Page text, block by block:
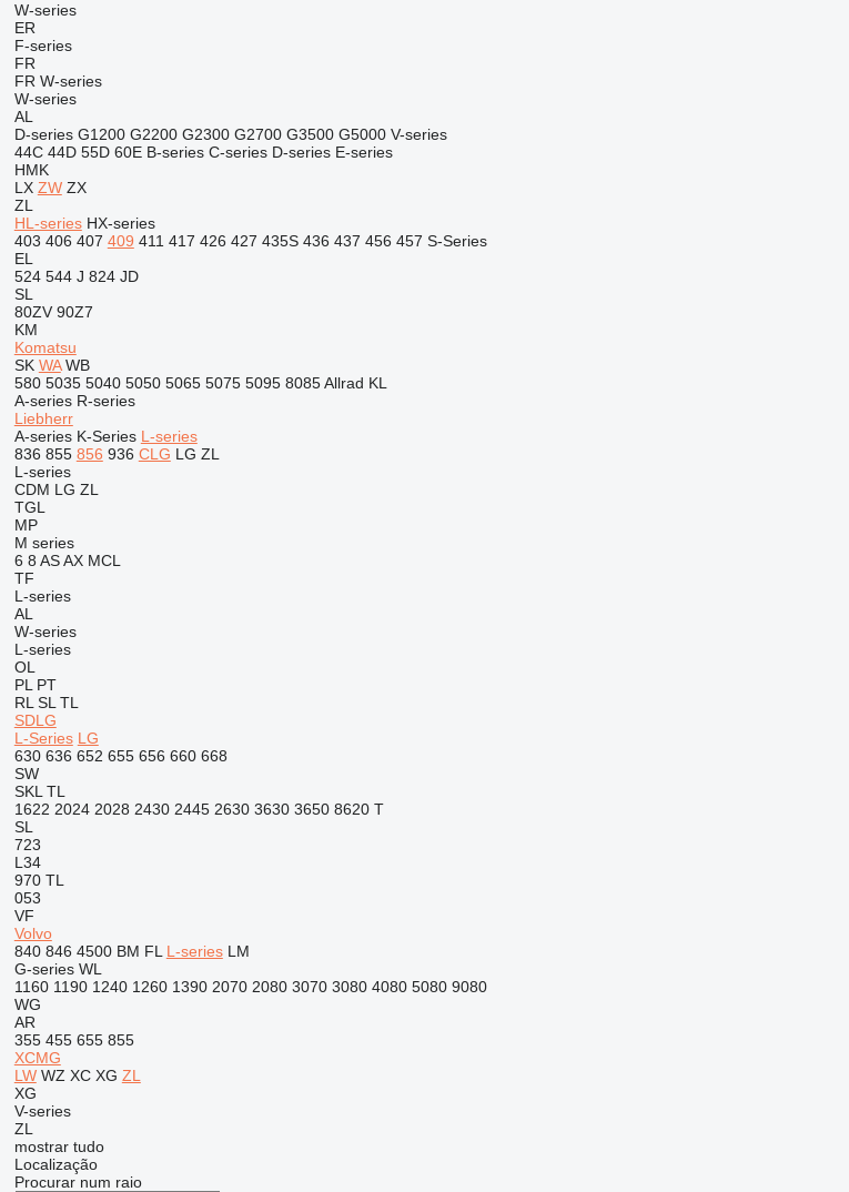
W-series
ER
F-series
FR
FR W-series
W-series
AL
D-series G1200 G2200 G2300 G2700 G3500 G5000 V-series
44C 44D 55D 60E B-series C-series D-series E-series
HMK
LX ZW ZX
ZL
HL-series HX-series
403 406 407 409 411 417 426 427 435S 436 437 456 457 S-Series
EL
524 544 J 824 JD
SL
80ZV 90Z7
KM
Komatsu
SK WA WB
580 5035 5040 5050 5065 5075 5095 8085 Allrad KL
A-series R-series
Liebherr
A-series K-Series L-series
836 855 856 936 CLG LG ZL
L-series
CDM LG ZL
TGL
MP
M series
6 8 AS AX MCL
TF
L-series
AL
W-series
L-series
OL
PL PT
RL SL TL
SDLG
L-Series LG
630 636 652 655 656 660 668
SW
SKL TL
1622 2024 2028 2430 2445 2630 3630 3650 8620 T
SL
723
L34
970 TL
053
VF
Volvo
840 846 4500 BM FL L-series LM
G-series WL
1160 1190 1240 1260 1390 2070 2080 3070 3080 4080 5080 9080
WG
AR
355 455 655 855
XCMG
LW WZ XC XG ZL
XG
V-series
ZL
mostrar tudo
Localização
Procurar num raio